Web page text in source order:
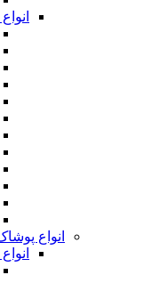
انواع